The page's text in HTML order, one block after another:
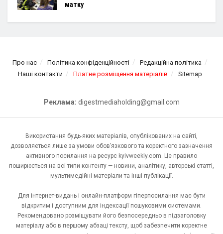
матку
Про нас Політика конфіденційності
Редакційна політика
Наші контакти
Платне розміщення матеріалів Sitemap
Реклама: digestmediaholding@gmail.com
Використання будь-яких матеріалів, опублікованих на сайті,
дозволяється лише за умови обов’язкового та коректного зазначення
активного посилання на ресурс kyivweekly.com. Це правило
поширюється на всі типи контенту — новини, аналітику, авторські статті,
мультимедійні матеріали та інші публікації.
Для інтернет-видань і онлайн-платформ гіперпосилання має бути
відкритим і доступним для індексації пошуковими системами.
Рекомендовано розміщувати його безпосередньо в підзаголовку
матеріалу або в першому абзаці тексту, щоб забезпечити коректне